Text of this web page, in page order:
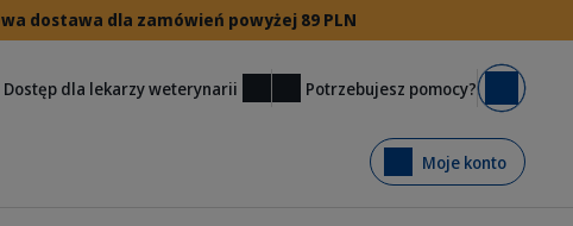
dostawa dla zamówień powyżej 89 PLN
Dostęp dla lekarzy weterynarii Potrzebujesz pomocy? Koszyk
Moje konto